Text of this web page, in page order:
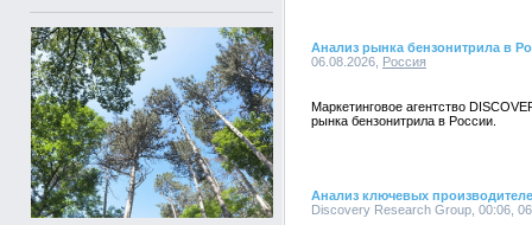
Анализ рынка бензонитрила в
06.08.2026, Россия
Маркетинговое агентство
рынка бензонитрила в России.
Анализ ключевых
Discovery Research Group, 00:06,